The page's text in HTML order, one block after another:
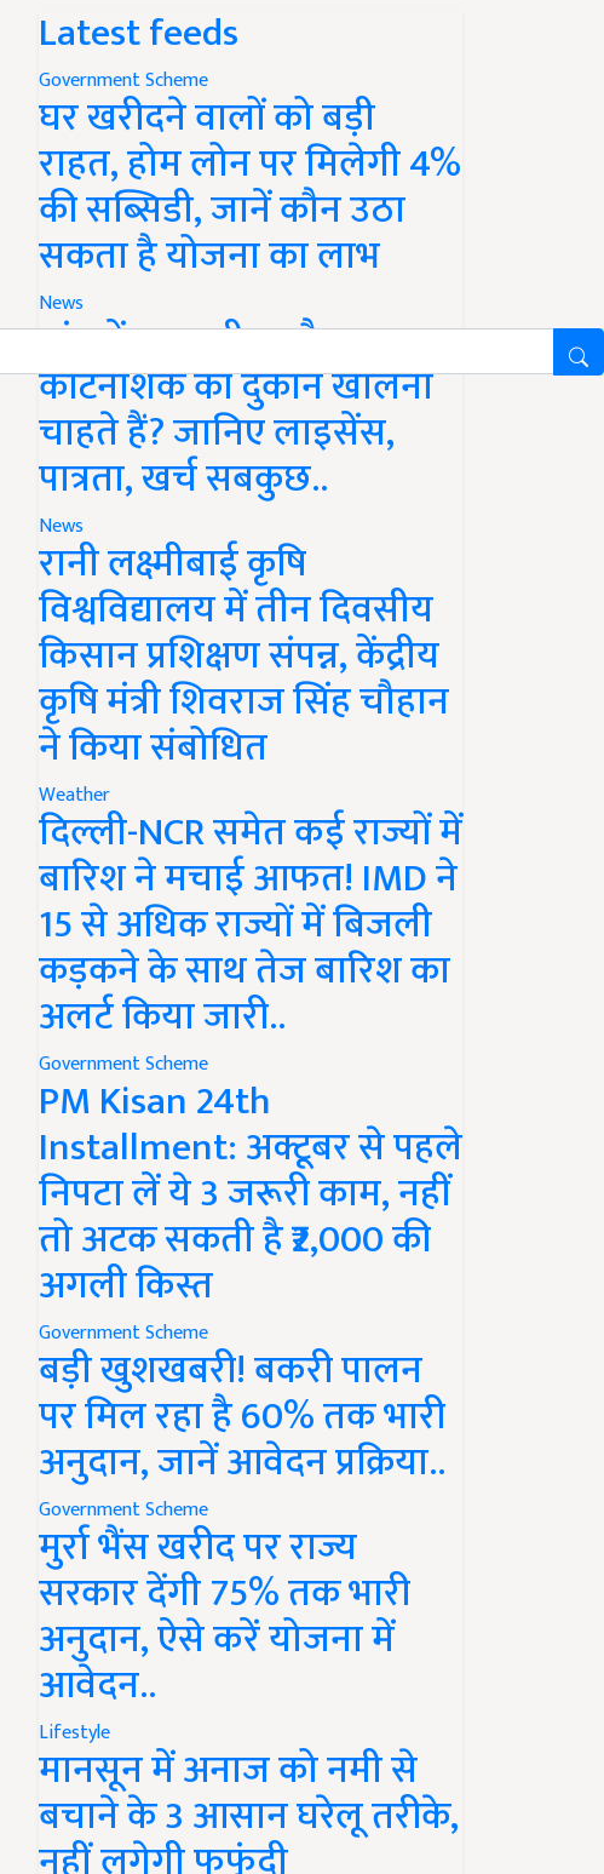
Latest feeds
Government Scheme
घर खरीदने वालों को बड़ी
राहत, होम लोन पर मिलेगी 4%
की सब्सिडी, जानें कौन उठा
सकता है योजना का लाभ
News
गांव में खाद, बीज और
कीटनाशक की दुकान खोलना
चाहते हैं? जानिए लाइसेंस,
पात्रता, खर्च सबकुछ..
News
रानी लक्ष्मीबाई कृषि
विश्वविद्यालय में तीन दिवसीय
किसान प्रशिक्षण संपन्न, केंद्रीय
कृषि मंत्री शिवराज सिंह चौहान
ने किया संबोधित
Weather
दिल्ली-NCR समेत कई राज्यों में
बारिश ने मचाई आफत! IMD ने
15 से अधिक राज्यों में बिजली
कड़कने के साथ तेज बारिश का
अलर्ट किया जारी..
Government Scheme
PM Kisan 24th
Installment: अक्टूबर से पहले
निपटा लें ये 3 जरूरी काम, नहीं
तो अटक सकती है ₹2,000 की
अगली किस्त
Government Scheme
बड़ी खुशखबरी! बकरी पालन
पर मिल रहा है 60% तक भारी
अनुदान, जानें आवेदन प्रक्रिया..
Government Scheme
मुर्रा भैंस खरीद पर राज्य
सरकार देंगी 75% तक भारी
अनुदान, ऐसे करें योजना में
आवेदन..
Lifestyle
मानसून में अनाज को नमी से
बचाने के 3 आसान घरेलू तरीके,